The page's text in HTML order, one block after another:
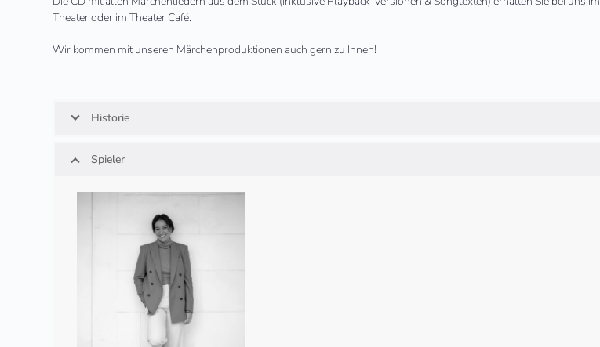
Theater oder im Theater Café.
Wir kommen mit unseren Märchenproduktionen auch gern zu Ihnen!
Historie
Spieler